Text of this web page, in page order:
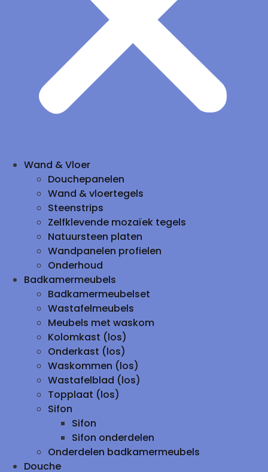
Wand & Vloer
Douchepanelen
Wand & vloertegels
Steenstrips
Zelfklevende mozaïek tegels
Natuursteen platen
Wandpanelen profielen
Onderhoud
Badkamermeubels
Badkamermeubelset
Wastafelmeubels
Meubels met waskom
Kolomkast (los)
Onderkast (los)
Waskommen (los)
Wastafelblad (los)
Topplaat (los)
Sifon
Sifon
Sifon onderdelen
Onderdelen badkamermeubels
Douche